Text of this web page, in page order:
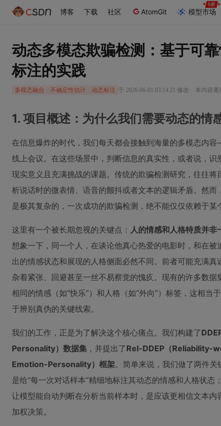
博客 下载 社区 AtomGit 模型市场
动态多模态欺骗检测：基于可
标注的实践
多模态融合 不确定性估计 动态标注 于 2026-06-01 03:14:21 修改 · 本内容遵
1. 项目概述：为什么我们需要动态的情
在信息爆炸的时代，我们每天都会接触到海量的多模态内
线上会议。在这些场景中，判断信息的真实性，或者说，识
现实意义且充满挑战的课题。传统的欺骗检测研究，往往
析说话时的微表情、语音的颤抖或者文本的逻辑矛盾。然
是极其复杂的，一次成功的欺骗检测，绝不能仅仅依赖于某
这里有一个被长期忽视的关键点： 人的情感和人格特质并
想象一下，同一个人，在谈论他真心热爱的电影时，和在
出的情感状态和展现的人格侧面必然不同。前者可能充满
杂着紧张、回避甚至一丝不易察觉的愧疚。现有的许多数
相同的情感（如“快乐”）和人格（如“外向”）标签，这相当
于辨别真伪的关键线索。
我们的工作，正是为了解决这个核心痛点。我们构建了
Personality）数据集 ，并提出了Rel-DDEP（Reliability-
Emotion-Personality）框架。简单来说，我们做了两件关
是给“每一次对话样本”精细地标注其动态的情感和人格状
让模型能自动判断在分析当前样本时，是应该更相信文本
加权决策。